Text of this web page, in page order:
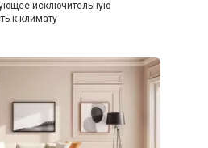
исключительную
к климату